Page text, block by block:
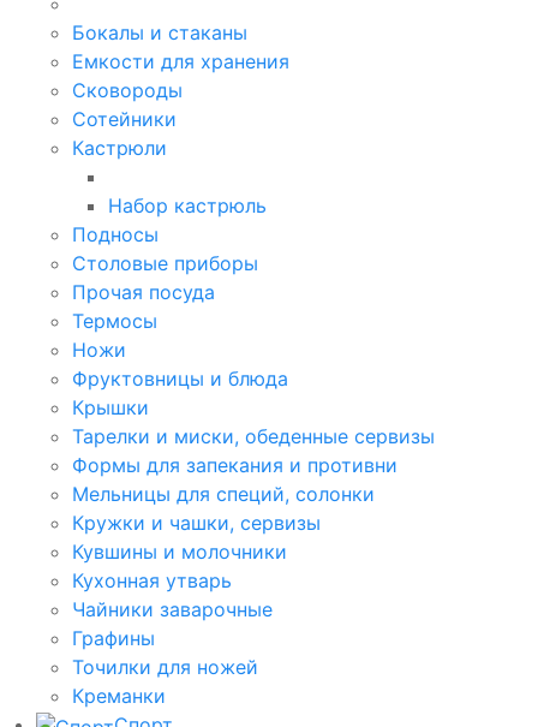
Бокалы и стаканы
Емкости для хранения
Сковороды
Сотейники
Кастрюли
Набор кастрюль
Подносы
Столовые приборы
Прочая посуда
Термосы
Ножи
Фруктовницы и блюда
Крышки
Тарелки и миски, обеденные сервизы
Формы для запекания и противни
Мельницы для специй, солонки
Кружки и чашки, сервизы
Кувшины и молочники
Кухонная утварь
Чайники заварочные
Графины
Точилки для ножей
Креманки